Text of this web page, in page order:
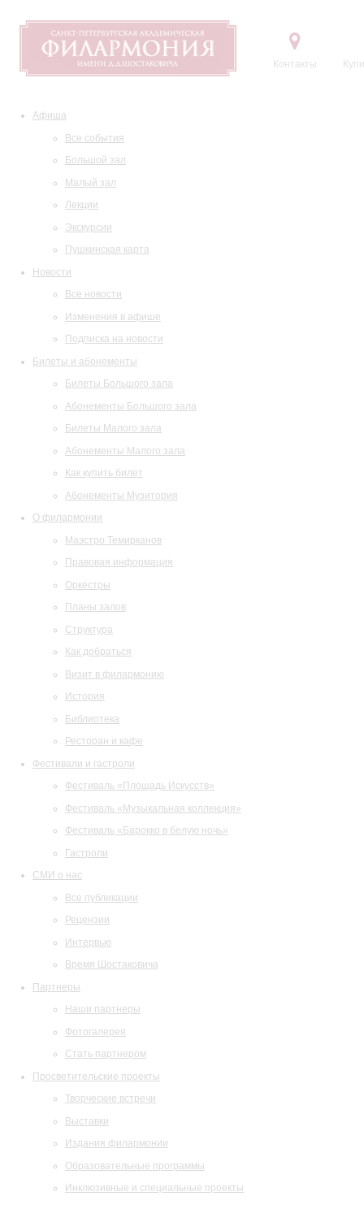
Контакты
Афиша
Все события
Большой зал
Малый зал
Лекции
Экскурсии
Пушкинская карта
Новости
Все новости
Изменения в афише
Подписка на новости
Билеты и абонементы
Билеты Большого зала
Абонементы Большого зала
Билеты Малого зала
Абонементы Малого зала
Как купить билет
Абонементы Музитория
О филармонии
Маэстро Темирканов
Правовая информация
Оркестры
Планы залов
Структура
Как добраться
Визит в филармонию
История
Библиотека
Ресторан и кафе
Фестивали и гастроли
Фестиваль «Площадь Искусств»
Фестиваль «Музыкальная коллекция»
Фестиваль «Барокко в белую ночь»
Гастроли
СМИ о нас
Все публикации
Рецензии
Интервью
Время Шостаковича
Партнеры
Наши партнеры
Фотогалерея
Стать партнером
Просветительские проекты
Творческие встречи
Выставки
Издания филармонии
Образовательные программы
Инклюзивные и специальные проекты